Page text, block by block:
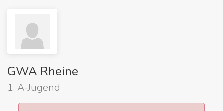
GWA Rheine
1. A-Jugend